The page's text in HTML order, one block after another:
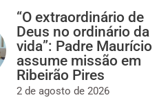
“O extraordinário de
Deus no ordinário da
vida”: Padre Maurício
assume missão em
Ribeirão Pires
2 de agosto de 2026